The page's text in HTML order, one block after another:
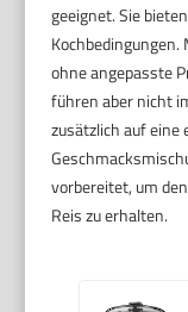
geeignet. Sie
ohne angepasste
führen aber nicht
zusätzlich auf eine
vorbereitet, um
Reis zu erhalten.